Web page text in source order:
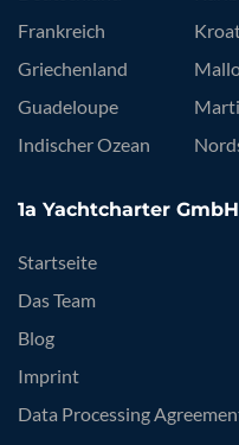
Frankreich
Griechenland
Guadeloupe
Indischer Ozean
1a Yachtcharter GmbH
Startseite
Das Team
Blog
Imprint
Data Processing